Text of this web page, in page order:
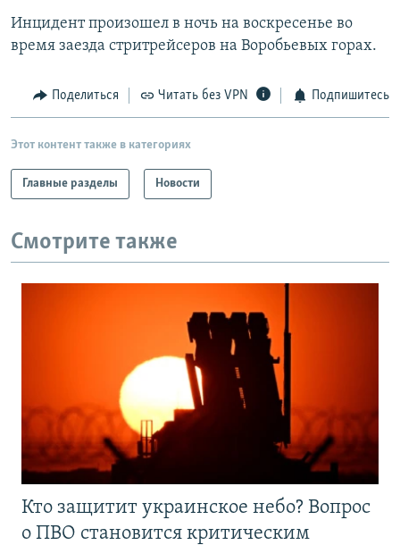
ПОДПИШИТЕСЬ НА РАССЫЛКУ
СОЦИАЛЬНЫЕ СЕТИ
Инцидент произошел в ночь на воскресенье во
время заезда стритрейсеров на Воробьевых горах.
Поделиться Читать без VPN Подпишитесь
Этот контент также в категориях
Главные разделы Новости
Смотрите также
Кто защитит украинское небо? Вопрос
о ПВО становится критическим